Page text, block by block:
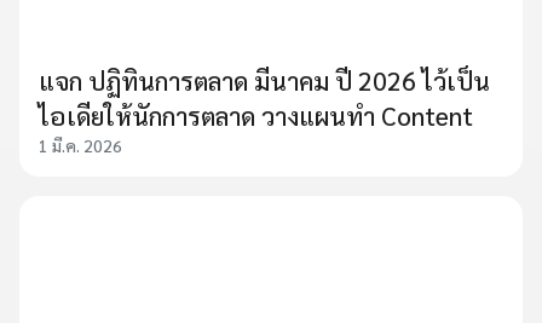
แจก ปฏิทินการตลาด มีนาคม ปี 2026 ไว้เป็น
ไอเดียให้นักการตลาด วางแผนทำ Content
1 มี.ค. 2026